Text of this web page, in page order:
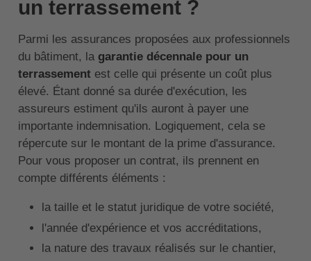
un terrassement ?
Parmi les assurances proposées aux professionnels
du bâtiment, la garantie décennale pour un
terrassement est celle qui présente un coût plus
élevé. Étant donné sa durée d'exécution, les
assureurs estiment qu'ils auront à payer une
importante indemnisation. Logiquement, cela se
répercute sur le montant de la prime d'assurance.
Pour vous proposer un contrat, ils prennent en
compte différents éléments :
la taille et le statut juridique de votre société,
l'année d'expérience et vos accréditations,
la nature des travaux réalisés sur le chantier,